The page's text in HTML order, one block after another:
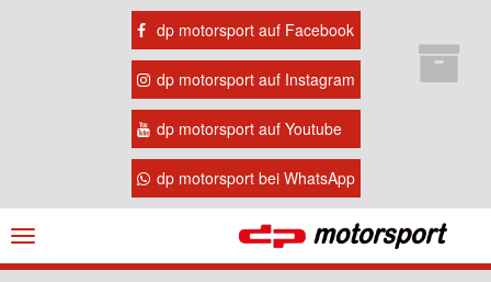
dp motorsport auf Facebook
dp motorsport auf Instagram
dp motorsport auf Youtube
dp motorsport bei WhatsApp
Navigation
ein-/ausblenden